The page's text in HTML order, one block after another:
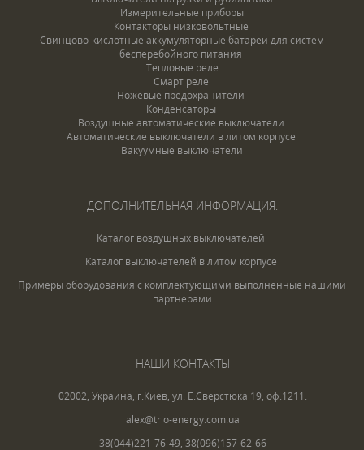
Измерительные приборы
Контакторы низковольтные
Свинцово-кислотные аккумуляторные батареи для систем
бесперебойного питания
Тепловые реле
Смарт реле
Ножевые предохранители
Конденсаторы
Воздушные автоматические выключатели
Автоматические выключатели в литом корпусе
Вакуумные выключатели
ДОПОЛНИТЕЛЬНАЯ ИНФОРМАЦИЯ:
Каталог воздушных выключателей
Каталог выключателей в литом корпусе
Примеры оборудования с комплектующими выполненные нашими
партнерами
НАШИ КОНТАКТЫ
02002, Украина, г.Киев, ул. Е.Сверстюка 19, оф.1211.
alex@trio-energy.com.ua
38(044)221-76-49, 38(096)157-62-66